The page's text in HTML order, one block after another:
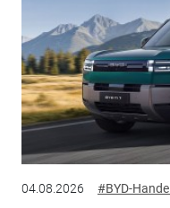
04.08.2026 #BYD-Handel